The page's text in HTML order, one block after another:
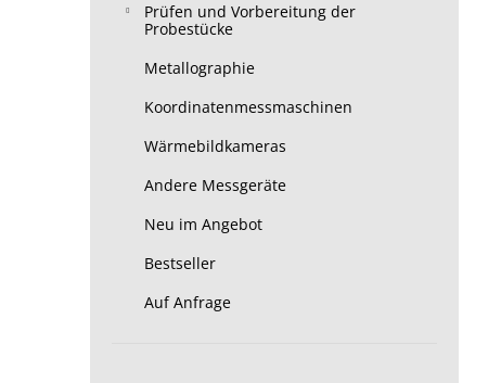
Prüfen und Vorbereitung der
Probestücke
Metallographie
Koordinatenmessmaschinen
Wärmebildkameras
Andere Messgeräte
Neu im Angebot
Bestseller
Auf Anfrage